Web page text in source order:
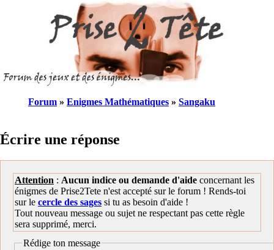
Forum » Enigmes Mathématiques » Sangaku
Écrire une réponse
Attention : Aucun indice ou demande d'aide concernant les
énigmes de Prise2Tete n'est accepté sur le forum ! Rends-toi
sur le cercle des sages si tu as besoin d'aide !
Tout nouveau message ou sujet ne respectant pas cette règle
sera supprimé, merci.
Rédige ton message